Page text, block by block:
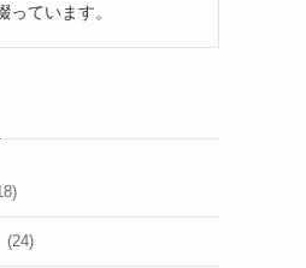
っています。
(24)